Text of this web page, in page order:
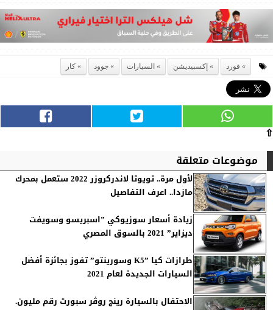
فورد إكسبيديشن السيارات جوود كار
⇧
موضوعات متعلقة
لأول مرة.. تويوتا لاندركروزر 2022 ستعمل بمحرك
مازدا.. اعرف التفاصيل
زيادة أسعار سوزيوكي ”اسبريسو وسويفت
ديزاير” 2021 بالسوق المصري
طرازات كيا ”K5 وسورينتو” تفوز بجائزة أفضل
السيارات الجديدة لعام 2021
الاحتفال بالسيارة رينج روڤر سبورت رقم مليون.